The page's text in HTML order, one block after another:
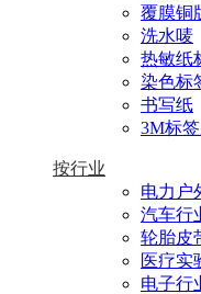
覆膜铜
洗水唛
热敏纸
染色标
书写纸
3M标
按行业
电力户
汽车行
轮胎皮
医疗实
电子行